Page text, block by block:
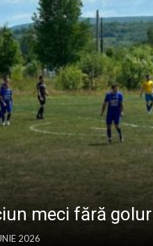
7
6
meci fără
2026